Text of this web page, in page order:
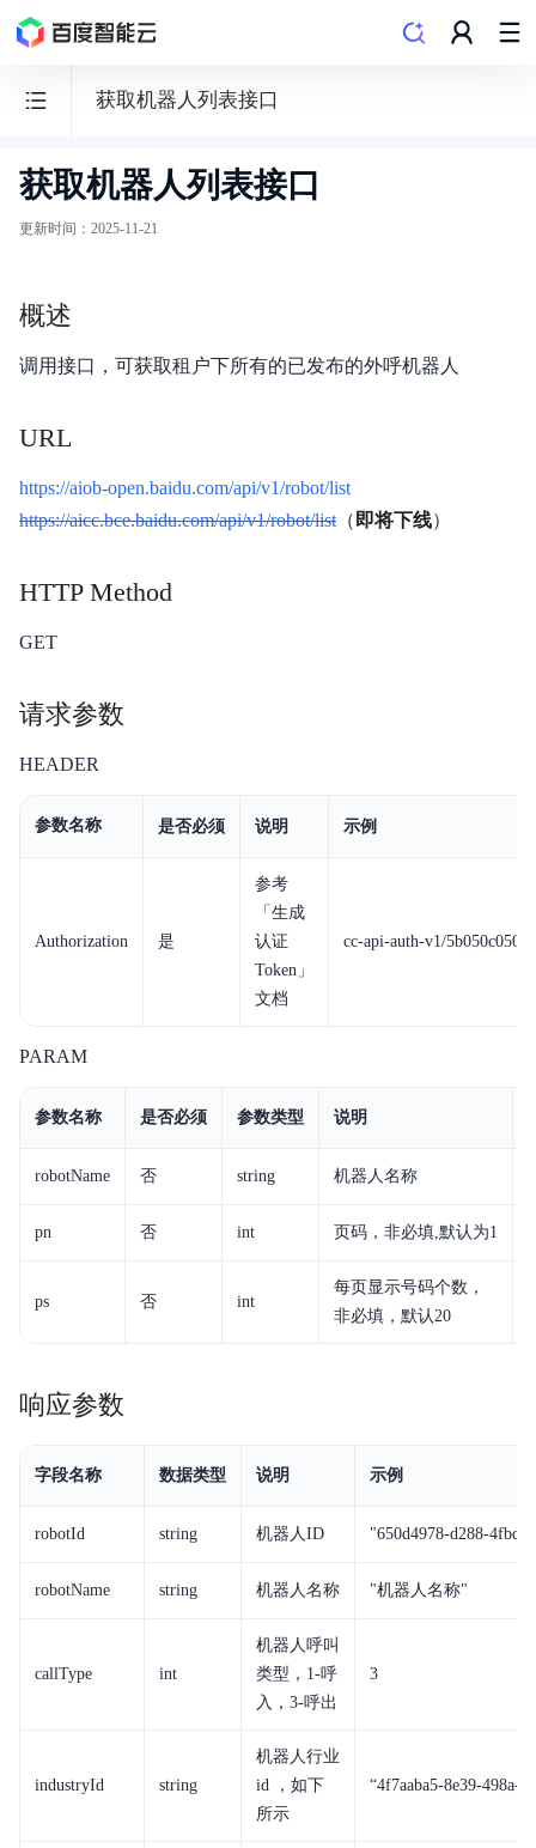
获取机器人列表接口
客
悦
能
呼
台
AIOB
对接主叫号码
操作指南
常见问题
获取机器人列表接口
更新时间 ： 2025-11-21
概述
调用接口，可获取租户下所有的已发布的外呼机器人
URL
https://aiob-open.baidu.com/api/v1/robot/list
https://aicc.bce.baidu.com/api/v1/robot/list （ 即将下线）
HTTP Method
GET
请求参数
HEADER
参数名称 是否必须 说明 示例
Authorization 是
参考
「生成
认证
Token」
文档
cc-api-auth-v1/
PARAM
参数名称 是否必须 参数类型 说明
robotName 否 string 机器人名称
pn 否 int 页码，非必填,默认为1
ps 否 int
每页显示号码个数，
非必填，默认20
响应参数
字段名称 数据类型 说明 示例
robotId string 机器人ID "650d4978-d288-4fbd-
robotName string 机器人名称 "机器人名称"
callType int
机器人呼叫
类型，1-呼
入，3-呼出
3
industryId string
机器人行业
id ，如下
所示
“4f7aaba5-8e39-498a-